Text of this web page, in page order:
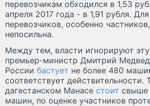
перевозчикам обходился в 1,53
апреля 2017 года - в 1,91 рубля.
перевозчиков, особенно
непосильна.
Между тем, власти игнорируют
премьер-министр Дмитрий
России бастует не более 480
соответствует действительности.
дагестанском Манасе стоит свыше
машин, по оценке участников